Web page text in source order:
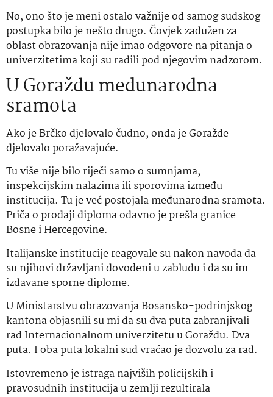
No, ono što je meni ostalo važnije od samog sudskog
postupka bilo je nešto drugo. Čovjek zadužen za
oblast obrazovanja nije imao odgovore na pitanja o
univerzitetima koji su radili pod njegovim nadzorom.
U Goraždu međunarodna
sramota
Ako je Brčko djelovalo čudno, onda je Goražde
djelovalo poražavajuće.
Tu više nije bilo riječi samo o sumnjama,
inspekcijskim nalazima ili sporovima između
institucija. Tu je već postojala međunarodna sramota.
Priča o prodaji diploma odavno je prešla granice
Bosne i Hercegovine.
Italijanske institucije reagovale su nakon navoda da
su njihovi državljani dovođeni u zabludu i da su im
izdavane sporne diplome.
U Ministarstvu obrazovanja Bosansko-podrinjskog
kantona objasnili su mi da su dva puta zabranjivali
rad Internacionalnom univerzitetu u Goraždu. Dva
puta. I oba puta lokalni sud vraćao je dozvolu za rad.
Istovremeno je istraga najviših policijskih i
pravosudnih institucija u zemlji rezultirala